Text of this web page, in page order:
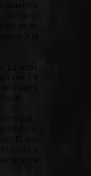
en su
a la
con 15
cuatro
Soler),
In
El no-
y
de